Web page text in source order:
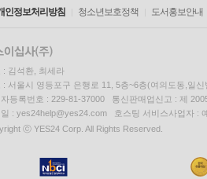
인정보처리방침 청소년보호정책 도서홍보안내
: 김석환, 최세라
: 서울시 영등포구 은행로 11, 5층~6층(여의도동,일신
자등록번호 : 229-81-37000 통신판매업신고 : 제
일 : yes24help@yes24.com 호스팅 서비스사업자 :
ⓒ YES24 Corp. All Rights Reserved.